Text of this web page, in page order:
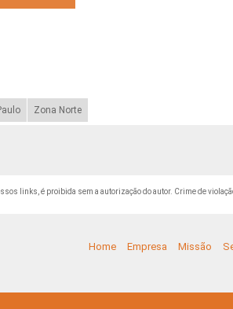
Zona Norte
links, é proibida sem a autorização do autor. Crime de
Home Empresa Missão